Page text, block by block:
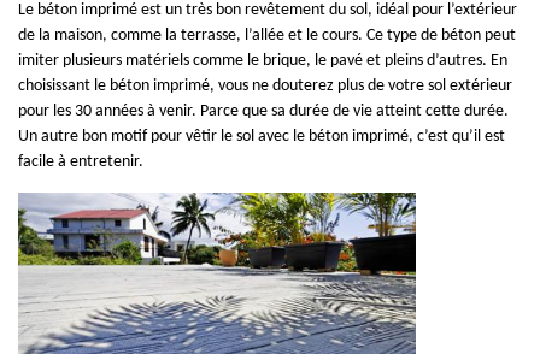
Le béton imprimé est un très bon revêtement du sol, idéal pour l’extérieur
de la maison, comme la terrasse, l’allée et le cours. Ce type de béton peut
imiter plusieurs matériels comme le brique, le pavé et pleins d’autres. En
choisissant le béton imprimé, vous ne douterez plus de votre sol extérieur
pour les 30 années à venir. Parce que sa durée de vie atteint cette durée.
Un autre bon motif pour vêtir le sol avec le béton imprimé, c’est qu’il est
facile à entretenir.